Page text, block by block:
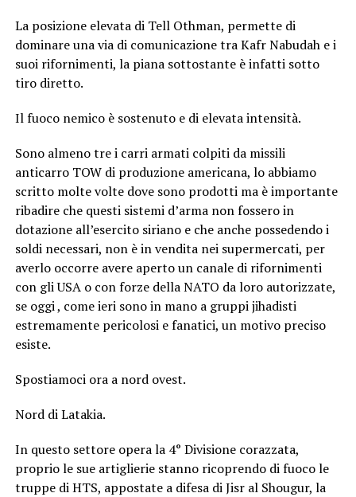
La posizione elevata di Tell Othman, permette di
dominare una via di comunicazione tra Kafr Nabudah e i
suoi rifornimenti, la piana sottostante è infatti sotto
tiro diretto.
Il fuoco nemico è sostenuto e di elevata intensità.
Sono almeno tre i carri armati colpiti da missili
anticarro TOW di produzione americana, lo abbiamo
scritto molte volte dove sono prodotti ma è importante
ribadire che questi sistemi d’arma non fossero in
dotazione all’esercito siriano e che anche possedendo i
soldi necessari, non è in vendita nei supermercati, per
averlo occorre avere aperto un canale di rifornimenti
con gli USA o con forze della NATO da loro autorizzate,
se oggi , come ieri sono in mano a gruppi jihadisti
estremamente pericolosi e fanatici, un motivo preciso
esiste.
Spostiamoci ora a nord ovest.
Nord di Latakia.
In questo settore opera la 4° Divisione corazzata,
proprio le sue artiglierie stanno ricoprendo di fuoco le
truppe di HTS, appostate a difesa di Jisr al Shougur, la